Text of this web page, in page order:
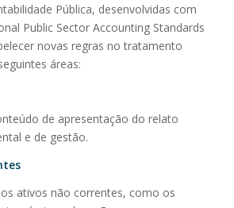
Pública, desenvolvidas com
Public Sector Accounting Standards
novas regras no tratamento
áreas:
de apresentação do relato
e de gestão.
ativos não correntes, como os